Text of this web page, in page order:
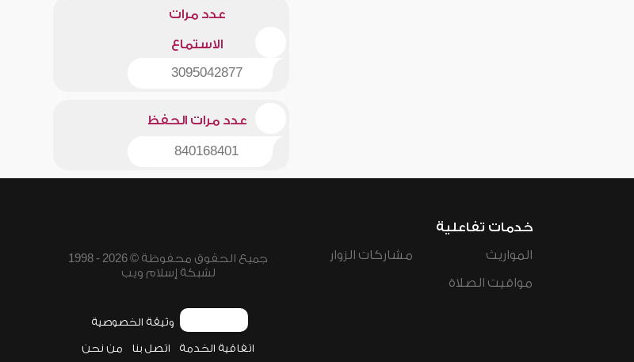
عدد مرات
الاستماع
3095042877
عدد مرات الحفظ
840168401
خدمات تفاعلية
المواريث
مواقيت الصلاة
مشاركات الزوار
جميع الحقوق محفوظة © 2026 - 1998
لشبكة إسلام ويب
وثيقة الخصوصية
اتفاقية الخدمة اتصل بنا من نحن